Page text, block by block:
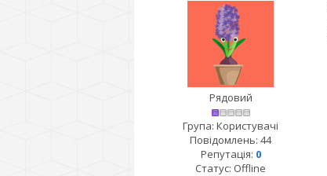
Рядовий
Група: Користувачі
Повідомлень: 44
Репутація: 0
Статус: Offline